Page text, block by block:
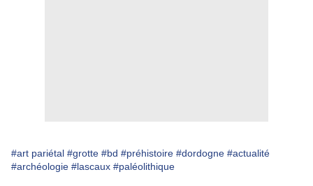
#art pariétal #grotte #bd #préhistoire #dordogne #actualité
#archéologie #lascaux #paléolithique